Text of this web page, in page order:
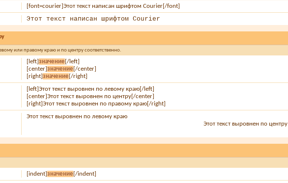
[font=courier]Этот текст написан шрифтом Courier[/font]
Этот текст написан шрифтом Courier
или правому краю и по центру соответственно.
[left]значение [/left]
[center]значение [/center]
[right]значение [/right]
[left]Этот текст выровнен по левому краю[/left]
[center]Этот текст выровнен по центру[/center]
[right]Этот текст выровнен по правому краю[/right]
Этот текст выровнен по левому краю
Этот текст выровнен по центру
[indent]значение [/indent]